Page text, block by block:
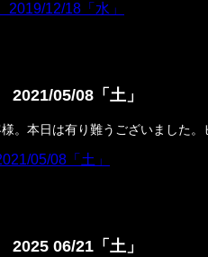
12/18「水」
05/08「土」
。本日は有り難うございました
05/08「土」
06/21「土」